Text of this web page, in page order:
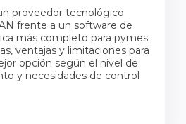
proveedor tecnológico
frente a un software de
más completo para pymes.
ventajas y limitaciones para
opción según el nivel de
y necesidades de control